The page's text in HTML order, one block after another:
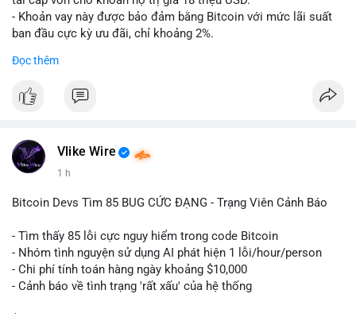
- Khoản vay này được bảo đảm bằng Bitcoin với mức lãi suất
ban đầu cực kỳ ưu đãi, chỉ khoảng 2%.
ngày càng tin tưởng sử dụng BTC làm tài sản thế chấp để tối
$btc
#vlikevn #titanbot
📰 Nguồn: Cointelegraph
Đọc thêm
Vlike Wire
1 h
Bitcoin Devs Tìm 85 BUG CỨC ĐẠNG - Trạng Viên Cảnh Báo
- Tìm thấy 85 lỗi cực nguy hiểm trong code Bitcoin
- Nhóm tình nguyện sử dụng AI phát hiện 1 lỗi/hour/person
- Chi phí tính toán hàng ngày khoảng $10,000
- Cảnh báo về tình trạng 'rất xấu' của hệ thống